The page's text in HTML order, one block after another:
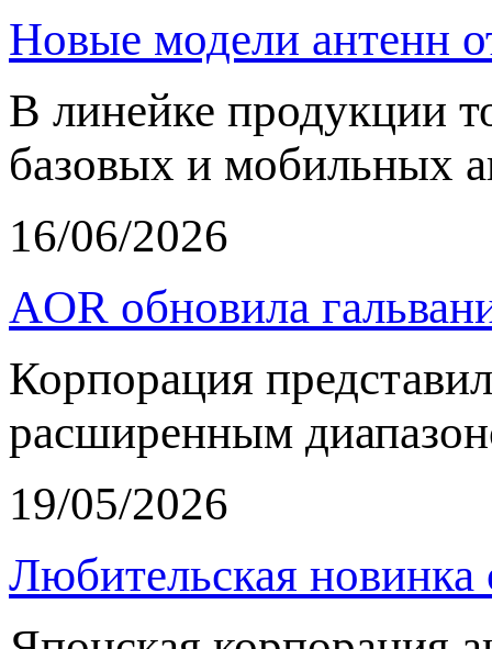
Новые модели антенн
В линейке продукции
базовых и мобильных
16/06/2026
AOR обновила
Корпорация
расширенным
19/05/2026
Любительская новинка